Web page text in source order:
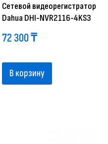
Сетевой видеорегистратор
Dahua DHI-NVR2116-4KS3
72 300₸
В корзину